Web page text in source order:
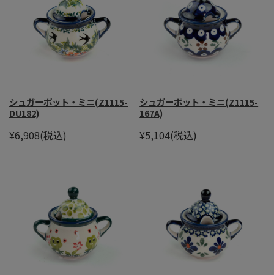
シュガーポット・ミニ(Z1115-
DU182)
¥6,908(税込)
シュガーポット・ミニ(Z1115-
167A)
¥5,104(税込)